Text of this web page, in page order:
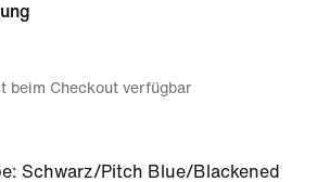
beim Checkout verfügbar
Schwarz/Pitch Blue/Blackened